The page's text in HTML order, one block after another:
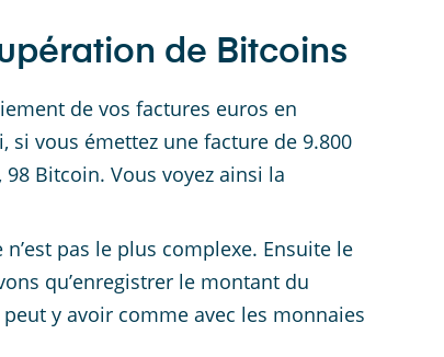
de Bitcoins
de vos factures euros en
si vous émettez une facture de 9.800
Bitcoin. Vous voyez ainsi la
pas le plus complexe. Ensuite le
qu’enregistrer le montant du
y avoir comme avec les monnaies